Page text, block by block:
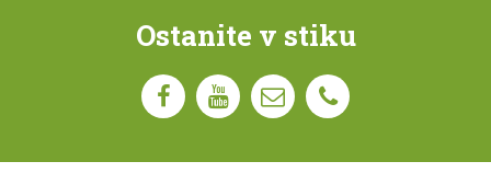
Ostanite v stiku